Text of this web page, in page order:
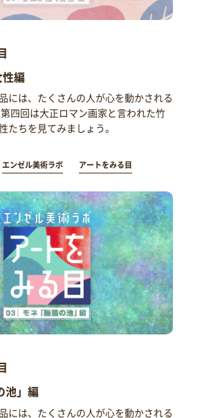
編
には、たくさんの人が心を動かされる
四回は大正ロマン画家と言われた竹
たちを見てみましょう。
エンゼル美術ラボ アートをみる目
池」編
には、たくさんの人が心を動かされる